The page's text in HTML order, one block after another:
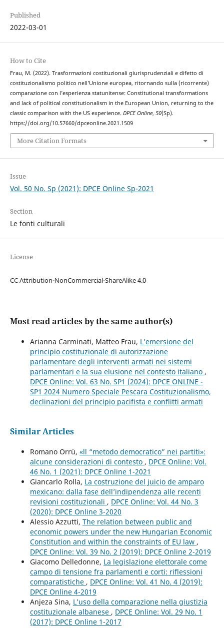
Published
2022-03-01
How to Cite
Frau, M. (2022). Trasformazioni costituzionali giurisprudenziali e difetto di
costituzionalismo politico nell’Unione europea, ritornando sulla (ricorrente)
comparazione con l’esperienza statunitense: Constitutional transformations
and lack of political constitutionalism in the European Union, returning to the
classic comparison with the US experience. DPCE Online, 50(Sp).
https://doi.org/10.57660/dpceonline.2021.1509
More Citation Formats
Issue
Vol. 50 No. Sp (2021): DPCE Online Sp-2021
Section
Le fonti culturali
License
CC Attribution-NonCommercial-ShareAlike 4.0
Most read articles by the same author(s)
Arianna Carminati, Matteo Frau, L’emersione del
principio costituzionale di autorizzazione
parlamentare degli interventi armati nei sistemi
parlamentari e la sua elusione nel contesto italiano ,
DPCE Online: Vol. 63 No. SP1 (2024): DPCE ONLINE -
SP1 2024 Numero Speciale Pescara Costituzionalismo,
declinazioni del principio pacifista e conflitti armati
Similar Articles
Romano Orrù, «ll “metodo democratico” nei partiti»:
alcune considerazioni di contesto , DPCE Online: Vol.
46 No. 1 (2021): DPCE Online 1-2021
Giancarlo Rolla, La costruzione del juicio de amparo
mexicano: dalla fase dell’indipendenza alle recenti
revisioni costituzionali , DPCE Online: Vol. 44 No. 3
(2020): DPCE Online 3-2020
Alessio Azzutti, The relation between public and
economic powers under the new Hungarian Economic
Constitution and within the constraints of EU law ,
DPCE Online: Vol. 39 No. 2 (2019): DPCE Online 2-2019
Giacomo Delledonne, La legislazione elettorale come
campo di tensione fra parlamenti e corti: riflessioni
comparatistiche , DPCE Online: Vol. 41 No. 4 (2019):
DPCE Online 4-2019
Anjeza Sina, L’uso della comparazione nella giustizia
costituzionale albanese , DPCE Online: Vol. 29 No. 1
(2017): DPCE Online 1-2017